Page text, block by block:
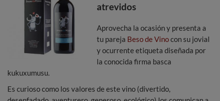
atrevidos
Aprovecha la ocasión y presenta a
tu pareja Beso de Vinocon su jovial
y ocurrente etiqueta diseñada por
la conocida firma basca
kukuxumusu.
Es curioso como los valores de este vino (divertido,